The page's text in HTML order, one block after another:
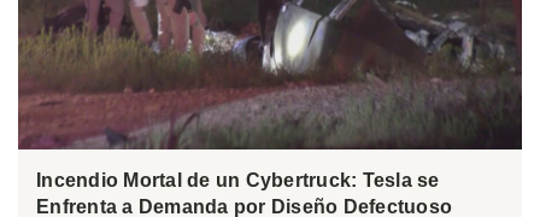
Incendio Mortal de un Cybertruck: Tesla se
Enfrenta a Demanda por Diseño Defectuoso